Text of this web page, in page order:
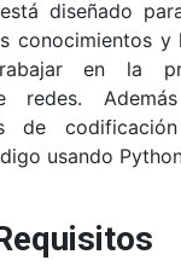
diseñado
conocimientos y
en la
redes.
de
usando